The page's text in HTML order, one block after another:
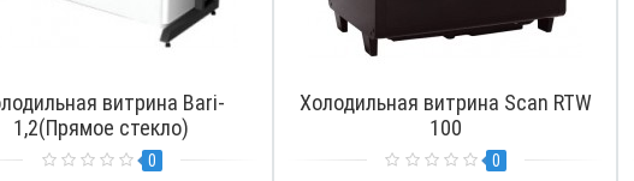
витрина Bari-
1,2(Прямое стекло)
0
Холодильная витрина Scan RTW
100
0